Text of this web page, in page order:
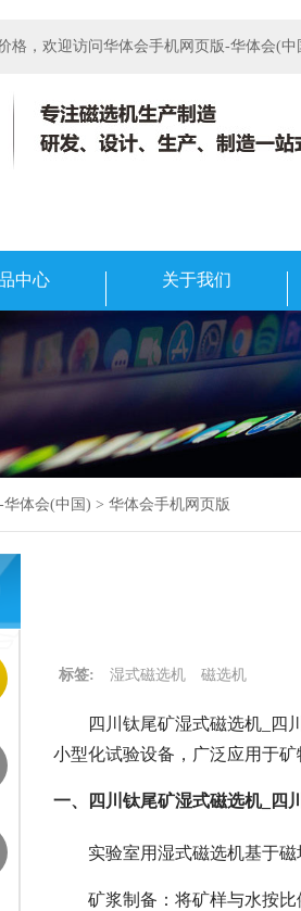
格，欢迎访问华体会手机网页版-华体会(中
中心 关于我们
体会(中国) > 华体会手机网页版
标签: 湿式磁选机 磁选机
四川钛尾矿湿式磁选机_四川
小型化试验设备，广泛应用于
一、四川钛尾矿湿式磁选机_四
实验室用湿式磁选机基于
矿浆制备：将矿样与水按